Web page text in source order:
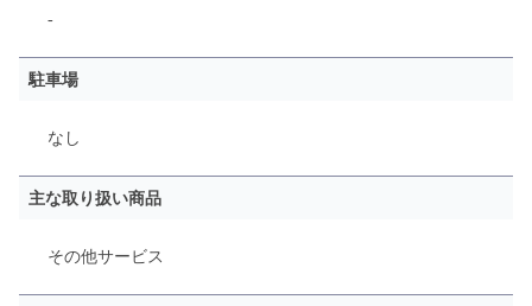
-
駐車場
なし
主な取り扱い商品
その他サービス